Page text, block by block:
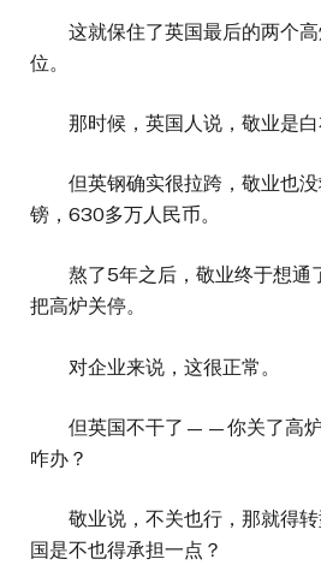
这就保住了英国最后的两个高
位。
那时候，英国人说，敬业是白
但英钢确实很拉跨，敬业也没
镑，630多万人民币。
熬了5年之后，敬业终于想通
把高炉关停。
对企业来说，这很正常。
但英国不干了——你关了高炉
咋办？
敬业说，不关也行，那就得转
国是不也得承担一点？